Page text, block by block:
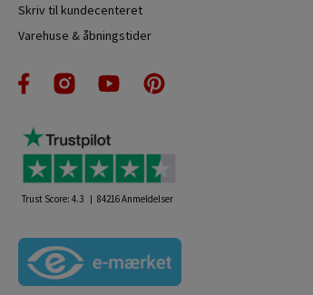
Skriv til kundecenteret
Varehuse & åbningstider
Trust Score: 4.3 84216Anmeldelser